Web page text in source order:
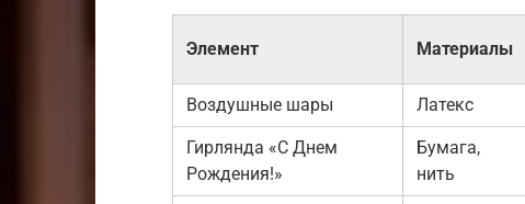
Элемент Материалы
Воздушные шары Латекс
Гирлянда «С Днем
Рождения!»
Бумага,
нить